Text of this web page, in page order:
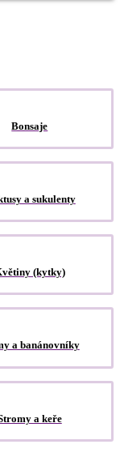
Bonsaje
a sukulenty
(kytky)
a banánovníky
a keře